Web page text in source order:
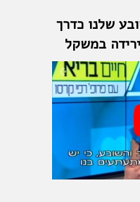
שלנו כדרך
במשקל